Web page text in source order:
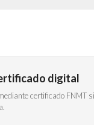
digital
certificado FNMT